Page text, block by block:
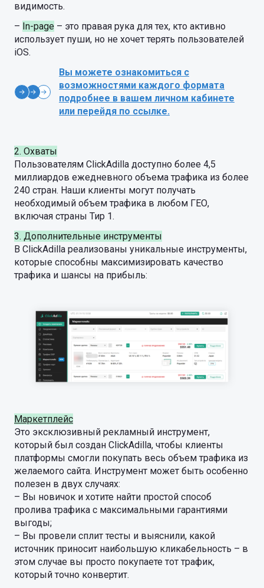
видимость.
– In-page – это правая рука для тех, кто активно
использует пуши, но не хочет терять пользователей
iOS.
Вы можете ознакомиться с
возможностями каждого формата
подробнее в вашем личном кабинете
или перейдя по ссылке.
2. Охваты
Пользователям ClickAdilla доступно более 4,5
миллиардов ежедневного объема трафика из более
240 стран. Наши клиенты могут получать
необходимый объем трафика в любом ГЕО,
включая страны Тир 1.
3. Дополнительные инструменты
В ClickAdilla реализованы уникальные инструменты,
которые способны максимизировать качество
трафика и шансы на прибыль:
Маркетплейс
Это эксклюзивный рекламный инструмент,
который был создан ClickAdilla, чтобы клиенты
платформы смогли покупать весь объем трафика из
желаемого сайта. Инструмент может быть особенно
полезен в двух случаях:
– Вы новичок и хотите найти простой способ
пролива трафика с максимальными гарантиями
выгоды;
– Вы провели сплит тесты и выяснили, какой
источник приносит наибольшую кликабельность – в
этом случае вы просто покупаете тот трафик,
который точно конвертит.